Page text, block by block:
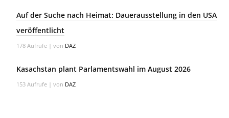
Auf der Suche nach Heimat: Dauerausstellung in den USA
veröffentlicht
178 Aufrufe | von DAZ
Kasachstan plant Parlamentswahl im August 2026
153 Aufrufe | von DAZ